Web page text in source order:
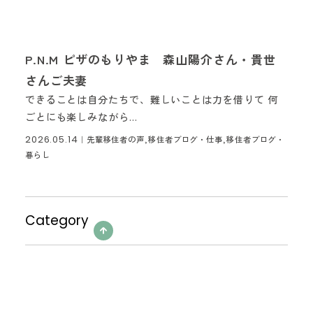
P.N.M ピザのもりやま 森山陽介さん・貴世
さんご夫妻
できることは自分たちで、難しいことは力を借りて 何
ごとにも楽しみながら...
2026.05.14 ｜ 先輩移住者の声,移住者ブログ・仕事,移住者ブログ・
暮らし
Category